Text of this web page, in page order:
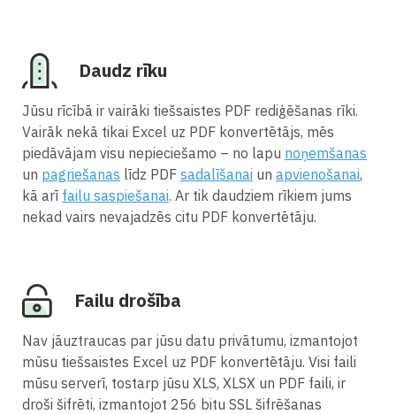
Daudz rīku
Jūsu rīcībā ir vairāki tiešsaistes PDF rediģēšanas rīki.
Vairāk nekā tikai Excel uz PDF konvertētājs, mēs
piedāvājam visu nepieciešamo – no lapu noņemšanas
un pagriešanas līdz PDF sadalīšanai un apvienošanai,
kā arī failu saspiešanai. Ar tik daudziem rīkiem jums
nekad vairs nevajadzēs citu PDF konvertētāju.
Failu drošība
Nav jāuztraucas par jūsu datu privātumu, izmantojot
mūsu tiešsaistes Excel uz PDF konvertētāju. Visi faili
mūsu serverī, tostarp jūsu XLS, XLSX un PDF faili, ir
droši šifrēti, izmantojot 256 bitu SSL šifrēšanas